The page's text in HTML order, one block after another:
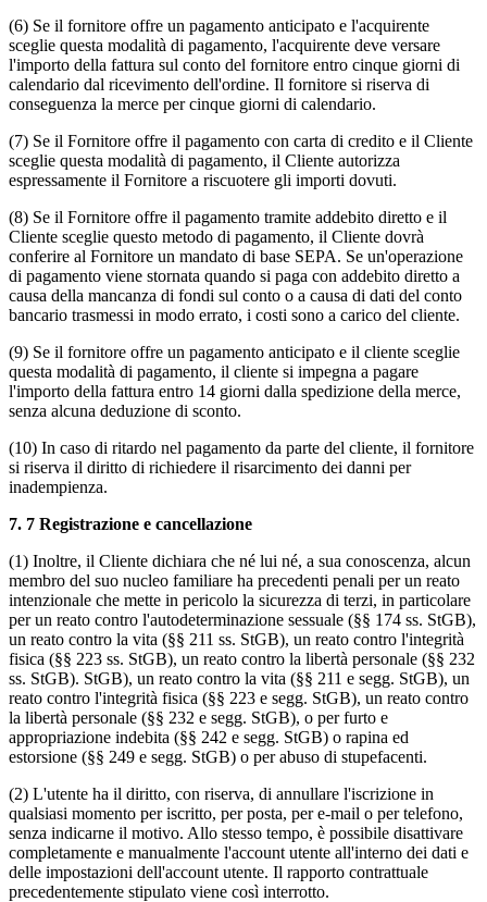
(6) Se il fornitore offre un pagamento anticipato e l'acquirente
sceglie questa modalità di pagamento, l'acquirente deve versare
l'importo della fattura sul conto del fornitore entro cinque giorni di
calendario dal ricevimento dell'ordine. Il fornitore si riserva di
conseguenza la merce per cinque giorni di calendario.
(7) Se il Fornitore offre il pagamento con carta di credito e il Cliente
sceglie questa modalità di pagamento, il Cliente autorizza
espressamente il Fornitore a riscuotere gli importi dovuti.
(8) Se il Fornitore offre il pagamento tramite addebito diretto e il
Cliente sceglie questo metodo di pagamento, il Cliente dovrà
conferire al Fornitore un mandato di base SEPA. Se un'operazione
di pagamento viene stornata quando si paga con addebito diretto a
causa della mancanza di fondi sul conto o a causa di dati del conto
bancario trasmessi in modo errato, i costi sono a carico del cliente.
(9) Se il fornitore offre un pagamento anticipato e il cliente sceglie
questa modalità di pagamento, il cliente si impegna a pagare
l'importo della fattura entro 14 giorni dalla spedizione della merce,
senza alcuna deduzione di sconto.
(10) In caso di ritardo nel pagamento da parte del cliente, il fornitore
si riserva il diritto di richiedere il risarcimento dei danni per
inadempienza.
7. 7 Registrazione e cancellazione
(1) Inoltre, il Cliente dichiara che né lui né, a sua conoscenza, alcun
membro del suo nucleo familiare ha precedenti penali per un reato
intenzionale che mette in pericolo la sicurezza di terzi, in particolare
per un reato contro l'autodeterminazione sessuale (§§ 174 ss. StGB),
un reato contro la vita (§§ 211 ss. StGB), un reato contro l'integrità
fisica (§§ 223 ss. StGB), un reato contro la libertà personale (§§ 232
ss. StGB). StGB), un reato contro la vita (§§ 211 e segg. StGB), un
reato contro l'integrità fisica (§§ 223 e segg. StGB), un reato contro
la libertà personale (§§ 232 e segg. StGB), o per furto e
appropriazione indebita (§§ 242 e segg. StGB) o rapina ed
estorsione (§§ 249 e segg. StGB) o per abuso di stupefacenti.
(2) L'utente ha il diritto, con riserva, di annullare l'iscrizione in
qualsiasi momento per iscritto, per posta, per e-mail o per telefono,
senza indicarne il motivo. Allo stesso tempo, è possibile disattivare
completamente e manualmente l'account utente all'interno dei dati e
delle impostazioni dell'account utente. Il rapporto contrattuale
precedentemente stipulato viene così interrotto.